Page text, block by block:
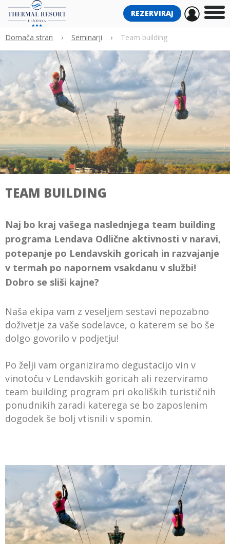
REZERVIRAJ
Domača stran › Seminarji › Team building
TEAM BUILDING
Naj bo kraj vašega naslednjega team building
programa Lendava Odlične aktivnosti v naravi,
potepanje po Lendavskih goricah in razvajanje
v termah po napornem vsakdanu v službi!
Dobro se sliši kajne?
Naša ekipa vam z veseljem sestavi nepozabno
doživetje za vaše sodelavce, o katerem se bo še
dolgo govorilo v podjetju!
Po želji vam organiziramo degustacijo vin v
vinotoču v Lendavskih goricah ali rezerviramo
team building program pri okoliških turističnih
ponudnikih zaradi katerega se bo zaposlenim
dogodek še bolj vtisnili v spomin.